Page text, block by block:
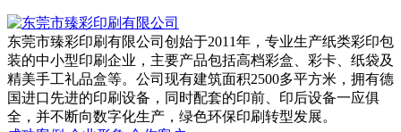
东莞市臻彩印刷有限公司创始于2011年，专业生产纸类彩印包
装的中小型印刷企业，主要产品包括高档彩盒、彩卡、纸袋及
精美手工礼品盒等。公司现有建筑面积2500多平方米，拥有德
国进口先进的印刷设备，同时配套的印前、印后设备一应俱
全，并不断向数字化生产，绿色环保印刷转型发展。